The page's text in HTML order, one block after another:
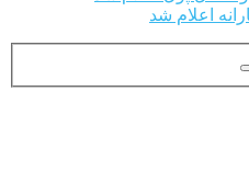
اعلام شد